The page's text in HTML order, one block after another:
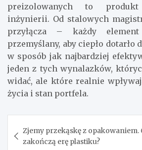
preizolowanych to produkt
inżynierii. Od stalowych
przyłącza – każdy
przemyślany, aby ciepło dotarło
w sposób jak najbardziej
jeden z tych wynalazków,
widać, ale które realnie
życia i stan portfela.
wpisu
Zjemy przekąskę z
zakończą erę plastiku?